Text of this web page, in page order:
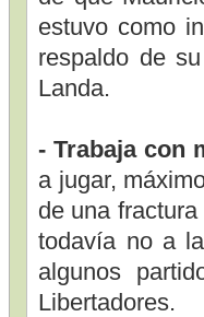
estuvo como
respaldo de
Landa.
- Trabaja con
a jugar,
de una
todavía no a
algunos
Libertadores.